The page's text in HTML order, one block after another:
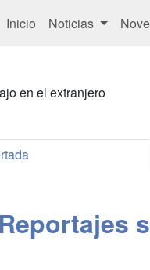
Inicio Noticias
en el extranjero